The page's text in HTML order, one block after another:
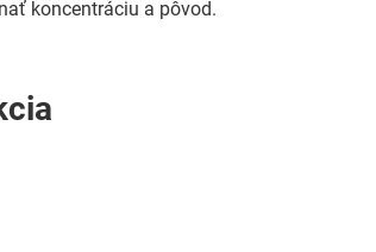
koncentráciu a pôvod.